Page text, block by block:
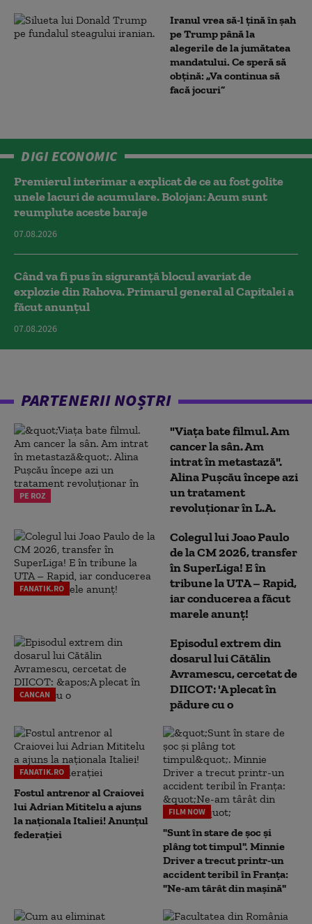
Iranul vrea să-l țină în șah
pe Trump până la
alegerile de la jumătatea
mandatului. Ce speră să
obțină: „Va continua să
facă jocuri”
DIGI ECONOMIC
Premierul interimar a explicat de ce au fost golite
unele lacuri de acumulare. Bolojan: Acum sunt
reumplute aceste baraje
07.08.2026
Când va fi pus în siguranță blocul avariat de
explozie din Rahova. Primarul general al Capitalei a
făcut anunțul
07.08.2026
PARTENERII NOȘTRI
PE ROZ
"Viața bate filmul. Am
cancer la sân. Am
intrat în metastază".
Alina Pușcău începe azi
un tratament
revoluționar în L.A.
FANATIK.RO
Colegul lui Joao Paulo
de la CM 2026, transfer
în SuperLiga! E în
tribune la UTA – Rapid,
iar conducerea a făcut
marele anunț!
CANCAN
Episodul extrem din
dosarul lui Cătălin
Avramescu, cercetat de
DIICOT: 'A plecat în
pădure cu o
FANATIK.RO
Fostul antrenor al Craiovei
lui Adrian Mititelu a ajuns
la naționala Italiei! Anunțul
federației
FILM NOW
"Sunt în stare de șoc și
plâng tot timpul". Minnie
Driver a trecut printr-un
accident teribil în Franța:
"Ne-am târât din mașină"